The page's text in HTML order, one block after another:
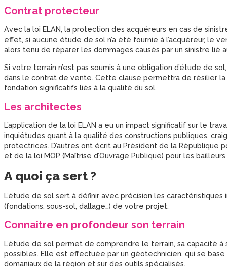
Contrat protecteur
Avec la loi ELAN, la protection des acquéreurs en cas de
effet, si aucune étude de sol n’a été fournie à l’acquéreur, le
alors tenu de réparer les dommages causés par un sinistre lié
Si votre terrain n’est pas soumis à une obligation d’étude de
dans le contrat de vente. Cette clause permettra de résilier
fondation significatifs liés à la qualité du sol.
Les architectes
L’application de la loi ELAN a eu un impact significatif sur le
inquiétudes quant à la qualité des constructions publiques,
protectrices. D’autres ont écrit au Président de la République
et de la loi MOP (Maîtrise d’Ouvrage Publique) pour les bailleurs
A quoi ça sert ?
L’étude de sol sert à définir avec précision les
(fondations, sous-sol, dallage…) de votre projet.
Connaitre en profondeur son terrain
L’étude de sol permet de comprendre le terrain, sa capacité
possibles. Elle est effectuée par un géotechnicien, qui se
domaniaux de la région et sur des outils spécialisés.